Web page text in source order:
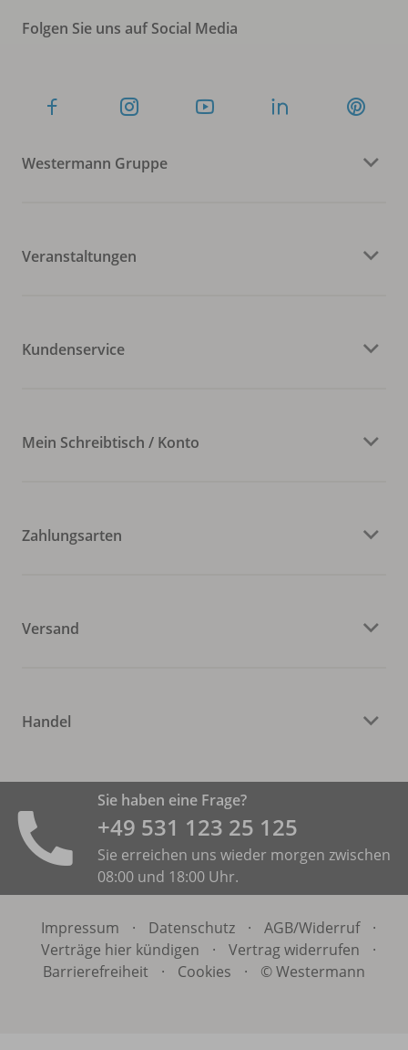
Folgen Sie uns auf Social Media
Westermann Gruppe
Veranstaltungen
Kundenservice
Mein Schreibtisch / Konto
Zahlungsarten
Versand
Handel
Sie haben eine Frage?
+49 531 ­123 25 125
Sie erreichen uns wieder morgen zwischen
08:00 und 18:00 Uhr.
Impressum · Datenschutz · AGB/Widerruf
·
Verträge hier kündigen
· Vertrag widerrufen
·
Barrierefreiheit
· Cookies · © Westermann